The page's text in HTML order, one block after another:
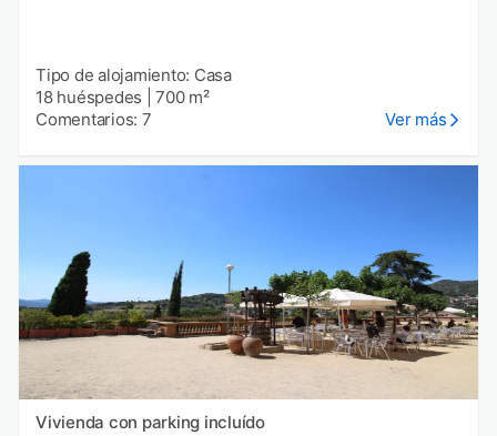
Tipo de alojamiento: Casa
18 huéspedes |700 m²
Comentarios: 7
Ver más
Vivienda con parking incluído